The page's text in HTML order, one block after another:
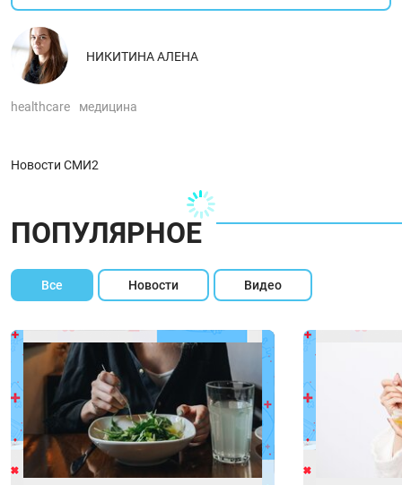
НИКИТИНА АЛЕНА
healthcare медицина
Новости СМИ2
ПОПУЛЯРНОЕ
Все Новости Видео